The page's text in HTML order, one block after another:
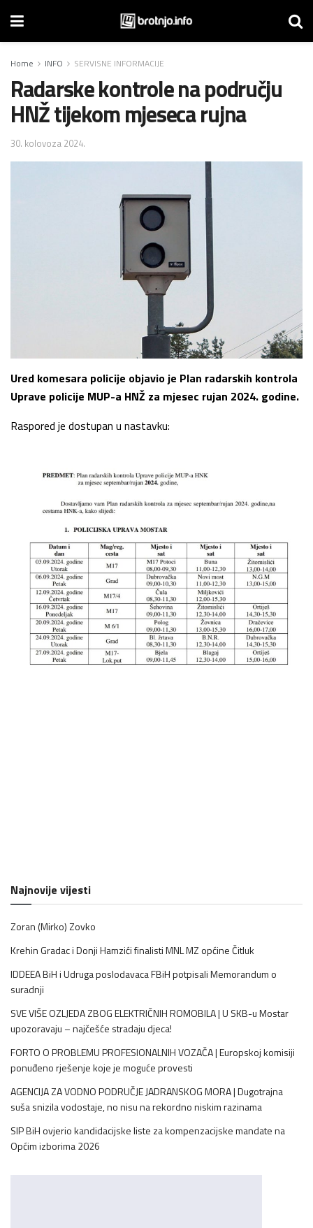
Home INFO SERVISNE INFORMACIJE
Radarske kontrole na području
HNŽ tijekom mjeseca rujna
30. kolovoza 2024.
Ured komesara policije objavio je Plan radarskih kontrola
Uprave policije MUP-a HNŽ za mjesec rujan 2024. godine.
Raspored je dostupan u nastavku:
Najnovije vijesti
Zoran (Mirko) Zovko
Krehin Gradac i Donji Hamzići finalisti MNL MZ općine Čitluk
IDDEEA BiH i Udruga poslodavaca FBiH potpisali Memorandum o
suradnji
SVE VIŠE OZLJEDA ZBOG ELEKTRIČNIH ROMOBILA | U SKB-u Mostar
upozoravaju – najčešće stradaju djeca!
FORTO O PROBLEMU PROFESIONALNIH VOZAČA | Europskoj komisiji
ponuđeno rješenje koje je moguće provesti
AGENCIJA ZA VODNO PODRUČJE JADRANSKOG MORA | Dugotrajna
suša snizila vodostaje, no nisu na rekordno niskim razinama
SIP BiH ovjerio kandidacijske liste za kompenzacijske mandate na
Općim izborima 2026